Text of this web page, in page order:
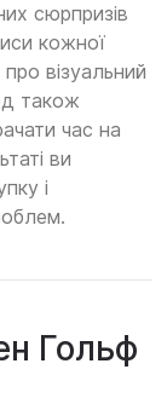
сюрпризів
кожної
візуальний
також
час на
ви
і
Гольф